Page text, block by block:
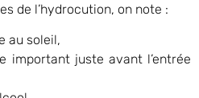
de l’hydrocution, on note :
au soleil,
important juste avant l’entrée